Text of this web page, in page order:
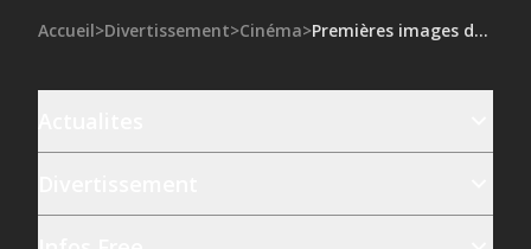
Accueil>Divertissement>Cinéma> Premières images de Benjamin Voisin en Johnny Hallyday, Laura Smet au casting… Ce que l’on sait du biopic événement